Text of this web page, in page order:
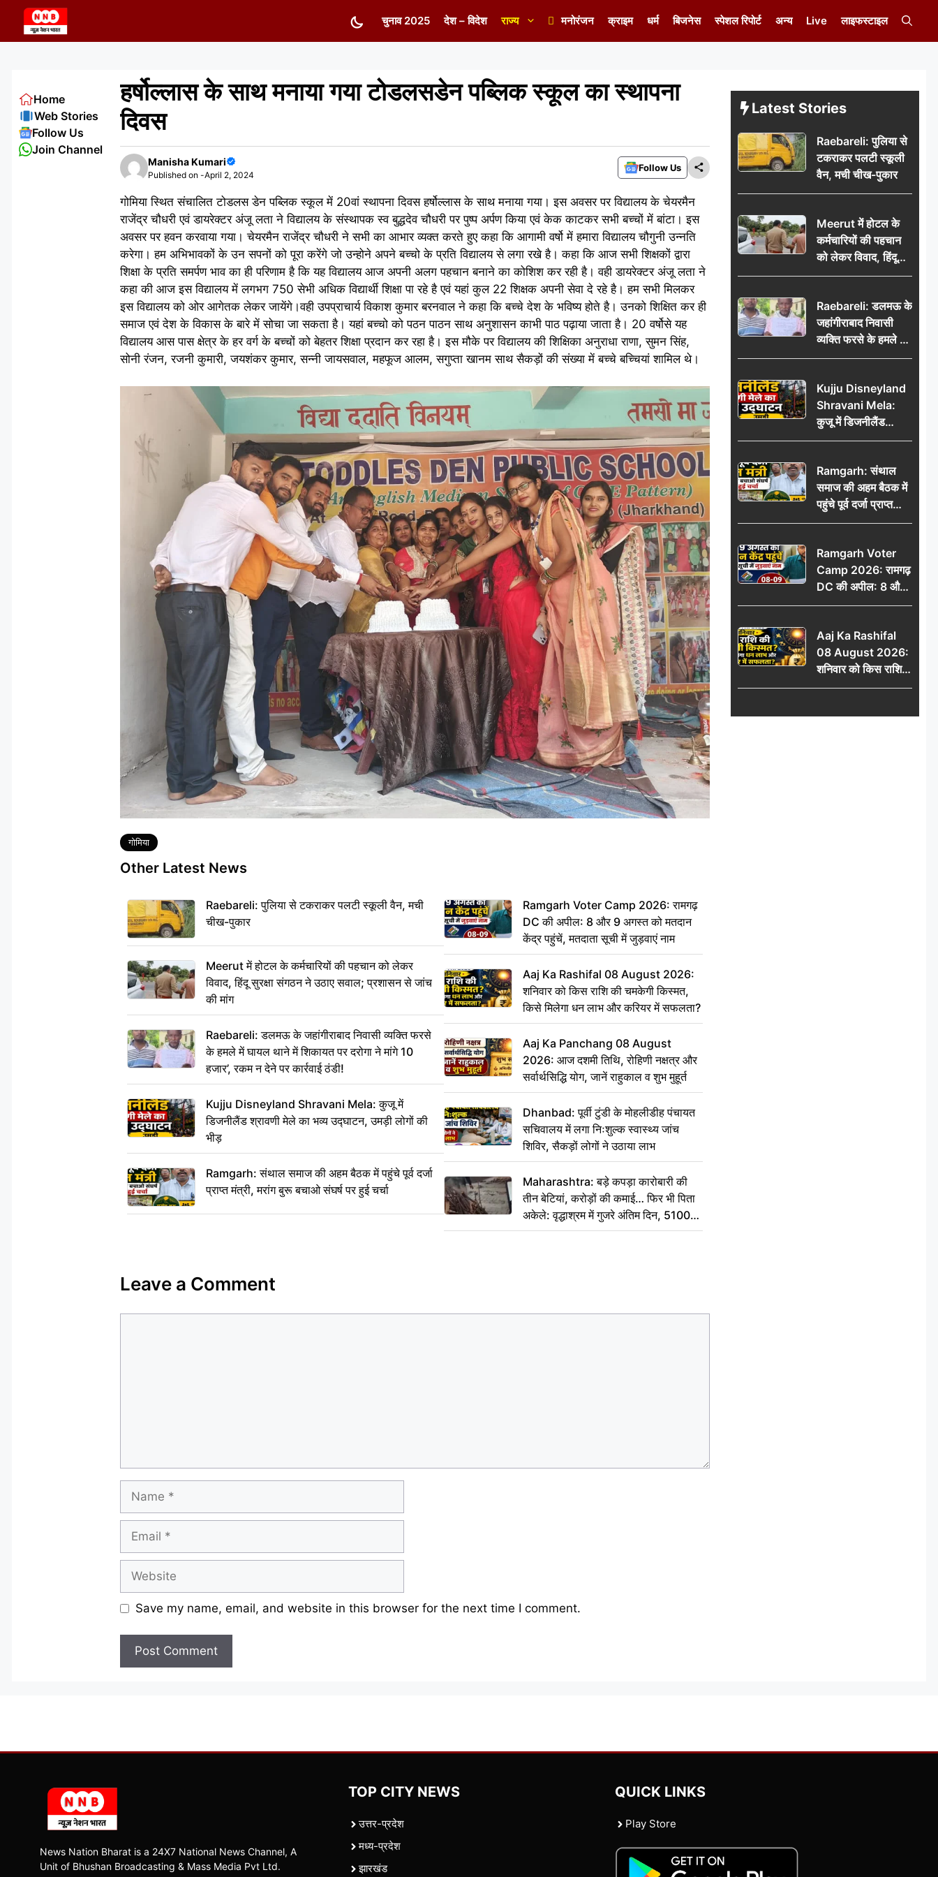
content
चुनाव 2025 देश – विदेश राज्य मनोरंजन क्राइम धर्म बिजनेस स्पेशल रिपोर्ट अन्य Live लाइफस्टाइल
हर्षोल्लास के साथ मनाया गया टोडलसडेन पब्लिक स्कूल का स्थापना
दिवस
Manisha Kumari
Published on -April 2, 2024
Follow Us
गोमिया स्थित संचालित टोडलस डेन पब्लिक स्कूल में 20वां स्थापना दिवस हर्षोल्लास के साथ मनाया गया। इस अवसर पर विद्यालय के चेयरमैन
राजेंद्र चौधरी एवं डायरेक्टर अंजू लता ने विद्यालय के संस्थापक स्व बुद्धदेव चौधरी पर पुष्प अर्पण किया एवं केक काटकर सभी बच्चों में बांटा। इस
अवसर पर हवन करवाया गया। चेयरमैन राजेंद्र चौधरी ने सभी का आभार व्यक्त करते हुए कहा कि आगामी वर्षो में हमारा विद्यालय चौगुनी उन्नति
करेगा। हम अभिभावकों के उन सपनों को पूरा करेंगे जो उन्होने अपने बच्चो के प्रति विद्यालय से लगा रखे है। कहा कि आज सभी शिक्षकों द्वारा
शिक्षा के प्रति समर्पण भाव का ही परिणाम है कि यह विद्यालय आज अपनी अलग पहचान बनाने का कोशिश कर रही है। वही डायरेक्टर अंजू लता ने
कहा की आज इस विद्यालय में लगभग 750 सेभी अधिक विद्यार्थी शिक्षा पा रहे है एवं यहां कुल 22 शिक्षक अपनी सेवा दे रहे है। हम सभी मिलकर
इस विद्यालय को ओर आगेतक लेकर जायेंगे।वही उपप्राचार्य विकाश कुमार बरनवाल ने कहा कि बच्चे देश के भविष्य होते है। उनको शिक्षित कर ही
समाज एवं देश के विकास के बारे में सोचा जा सकता है। यहां बच्चो को पठन पाठन साथ अनुशासन काभी पाठ पढ़ाया जाता है। 20 वर्षोसे यह
विद्यालय आस पास क्षेत्र के हर वर्ग के बच्चों को बेहतर शिक्षा प्रदान कर रहा है। इस मौके पर विद्यालय की शिक्षिका अनुराधा राणा, सुमन सिंह,
सोनी रंजन, रजनी कुमारी, जयशंकर कुमार, सन्नी जायसवाल, महफूज आलम, सगुप्ता खानम साथ सैकड़ों की संख्या में बच्चे बच्चियां शामिल थे।
Tags
गोमिया
Other Latest News
Raebareli: पुलिया से टकराकर पलटी स्कूली वैन, मची
चीख-पुकार
Meerut में होटल के कर्मचारियों की पहचान को लेकर
विवाद, हिंदू सुरक्षा संगठन ने उठाए सवाल; प्रशासन से जांच
की मांग
Raebareli: डलमऊ के जहांगीराबाद निवासी व्यक्ति फरसे
के हमले में घायल थाने में शिकायत पर दरोगा ने मांगे 10
हजार’, रकम न देने पर कार्रवाई ठंडी!
Kujju Disneyland Shravani Mela: कुजू में
डिजनीलैंड श्रावणी मेले का भव्य उद्घाटन, उमड़ी लोगों की
भीड़
Ramgarh: संथाल समाज की अहम बैठक में पहुंचे पूर्व दर्जा
प्राप्त मंत्री, मरांग बुरू बचाओ संघर्ष पर हुई चर्चा
Ramgarh Voter Camp 2026: रामगढ़
DC की अपील: 8 और 9 अगस्त को मतदान
केंद्र पहुंचें, मतदाता सूची में जुड़वाएं नाम
Aaj Ka Rashifal 08 August 2026:
शनिवार को किस राशि की चमकेगी किस्मत,
किसे मिलेगा धन लाभ और करियर में सफलता?
Aaj Ka Panchang 08 August
2026: आज दशमी तिथि, रोहिणी नक्षत्र और
सर्वार्थसिद्धि योग, जानें राहुकाल व शुभ मुहूर्त
Dhanbad: पूर्वी टुंडी के मोहलीडीह पंचायत
सचिवालय में लगा निःशुल्क स्वास्थ्य जांच
शिविर, सैकड़ों लोगों ने उठाया लाभ
Maharashtra: बड़े कपड़ा कारोबारी की
तीन बेटियां, करोड़ों की कमाई… फिर भी पिता
अकेले: वृद्धाश्रम में गुजरे अंतिम दिन, 5100
रुपये भेजकर कहा– अंतिम संस्कार कर दीजिए
Leave a Comment
Save my name, email, and website in this browser for the next time I comment.
Home
Web Stories
Follow Us
Join Channel
Latest Stories
Raebareli: पुलिया से
टकराकर पलटी स्कूली
वैन, मची चीख-पुकार
Meerut में होटल के
कर्मचारियों की पहचान
को लेकर विवाद, हिंदू
सुरक्षा संगठन ने उठाए
की मांग
Raebareli: डलमऊ के
जहांगीराबाद निवासी
व्यक्ति फरसे के हमले में
घायल थाने में शिकायत
हजार’, रकम न देने पर
कार्रवाई ठंडी!
Kujju Disneyland
Shravani Mela:
कुजू में डिजनीलैंड
श्रावणी मेले का भव्य
की भीड़
Ramgarh: संथाल
समाज की अहम बैठक में
पहुंचे पूर्व दर्जा प्राप्त
मंत्री, मरांग बुरू बचाओ
Ramgarh Voter
Camp 2026: रामगढ़
DC की अपील: 8 और
9 अगस्त को मतदान
में जुड़वाएं नाम
Aaj Ka Rashifal
08 August 2026:
शनिवार को किस राशि
की चमकेगी किस्मत,
और करियर में सफलता?
News Nation Bharat is a 24X7 National News Channel, A
Unit of Bhushan Broadcasting & Mass Media Pvt Ltd.
TOP CITY NEWS
उत्तर-प्रदेश
मध्य-प्रदेश
झारखंड
QUICK LINKS
Play Store